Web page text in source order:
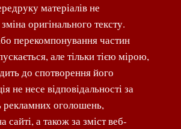
матеріалів не
оригінального тексту.
перекомпонування частин
але тільки тією мірою,
до спотворення його
не несе відповідальності за
рекламних оголошень,
сайті, а також за зміст веб-